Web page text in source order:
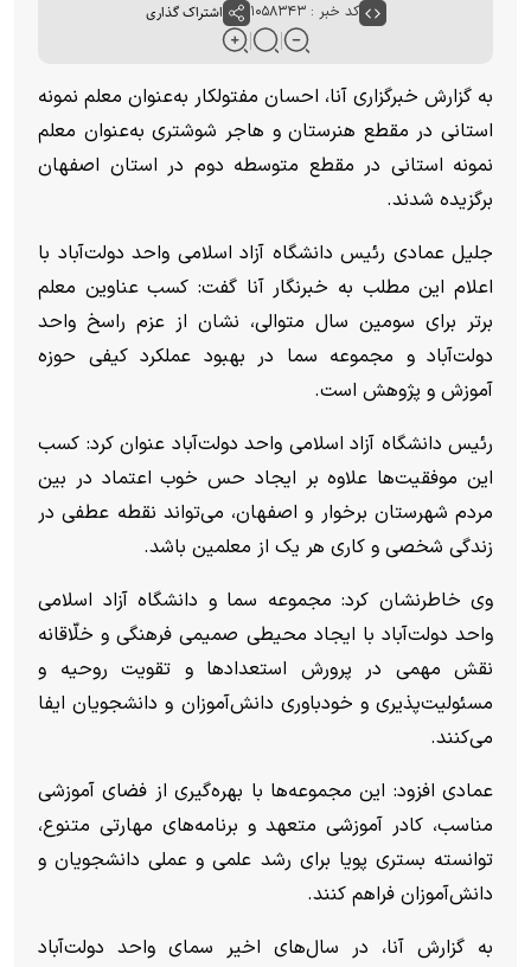
کد خبر : ۱۰۵۸۳۴۳ اشتراک گذاری
به گزارش خبرگزاری آنا، احسان مفتولکار به‌عنوان معلم نمونه
استانی در مقطع هنرستان و هاجر شوشتری به‌عنوان معلم
نمونه استانی در مقطع متوسطه دوم در استان اصفهان
برگزیده شدند.
جلیل عمادی رئیس دانشگاه آزاد اسلامی واحد دولت‌آباد با
اعلام این مطلب به خبرنگار آنا گفت: کسب عناوین معلم
برتر برای سومین سال متوالی، نشان از عزم راسخ واحد
دولت‌آباد و مجموعه سما در بهبود عملکرد کیفی حوزه
آموزش و پژوهش است.
رئیس دانشگاه آزاد اسلامی واحد دولت‌آباد عنوان کرد: کسب
این موفقیت‌ها علاوه بر ایجاد حس خوب اعتماد در بین
مردم شهرستان برخوار و اصفهان، می‌تواند نقطه عطفی در
زندگی شخصی و کاری هر یک از معلمین باشد.
وی خاطرنشان کرد: مجموعه سما و دانشگاه آزاد اسلامی
واحد دولت‌آباد با ایجاد محیطی صمیمی فرهنگی و خلّاقانه
نقش مهمی در پرورش استعداد‌ها و تقویت روحیه و
مسئولیت‌پذیری و خودباوری دانش‌آموزان و دانشجویان ایفا
می‌کنند.
عمادی افزود: این مجموعه‌ها با بهره‌گیری از فضای آموزشی
مناسب، کادر آموزشی متعهد و برنامه‌های مهارتی متنوع،
توانسته بستری پویا برای رشد علمی و عملی دانشجویان و
دانش‌آموزان فراهم کنند.
به گزارش آنا، در سال‌های اخیر سمای واحد دولت‌آباد